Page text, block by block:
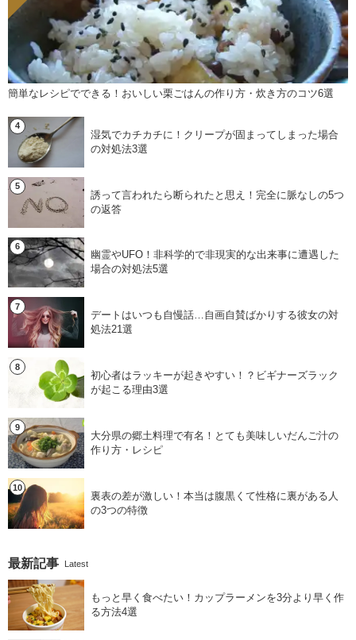
簡単なレシピでできる！おいしい栗ごはんの作り方・炊き方のコツ6選
湿気でカチカチに！クリープが固まってしまった場合
の対処法3選
誘って言われたら断られたと思え！完全に脈なしの5つ
の返答
幽霊やUFO！非科学的で非現実的な出来事に遭遇した
場合の対処法5選
デートはいつも自慢話…自画自賛ばかりする彼女の対
処法21選
初心者はラッキーが起きやすい！？ビギナーズラック
が起こる理由3選
大分県の郷土料理で有名！とても美味しいだんご汁の
作り方・レシピ
裏表の差が激しい！本当は腹黒くて性格に裏がある人
の3つの特徴
最新記事 Latest
もっと早く食べたい！カップラーメンを3分より早く作
る方法4選